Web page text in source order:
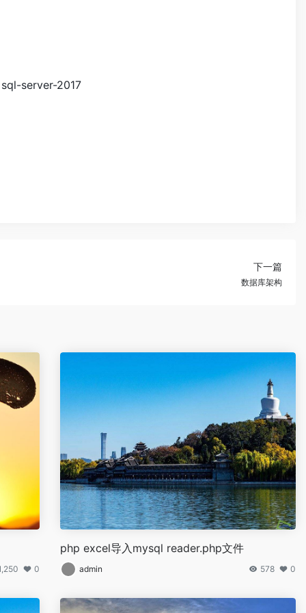
server-2017
下一篇
数据库架构
0
php excel导入mysql reader.php文件
admin 578 0